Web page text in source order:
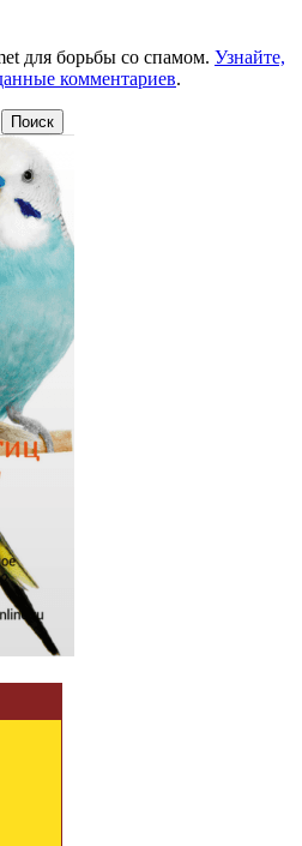
для борьбы со спамом. Узнайте,
комментариев.